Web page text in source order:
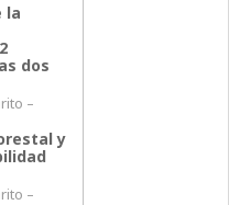
la
dos
–
y
–